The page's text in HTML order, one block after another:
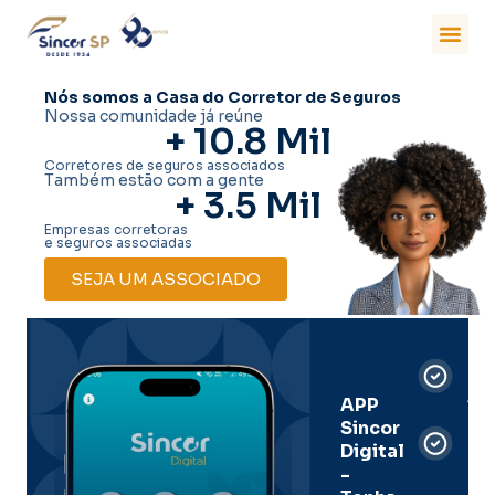
Nós somos a Casa do Corretor de Seguros
Nossa comunidade já reúne
+ 10.8 Mil
Corretores de seguros associados
Também estão com a gente
+ 3.5 Mil
Empresas corretoras
e seguros associadas
SEJA UM ASSOCIADO
APP
Sincor
Digital
-